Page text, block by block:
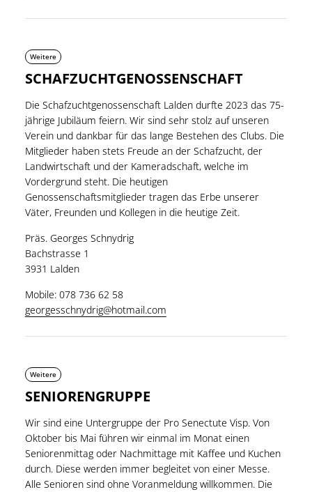
Weitere
SCHAFZUCHTGENOSSENSCHAFT
Die Schafzuchtgenossenschaft Lalden durfte 2023 das 75-
jährige Jubiläum feiern. Wir sind sehr stolz auf unseren
Verein und dankbar für das lange Bestehen des Clubs. Die
Mitglieder haben stets Freude an der Schafzucht, der
Landwirtschaft und der Kameradschaft, welche im
Vordergrund steht. Die heutigen
Genossenschaftsmitglieder tragen das Erbe unserer
Väter, Freunden und Kollegen in die heutige Zeit.
Präs. Georges Schnydrig
Bachstrasse 1
3931 Lalden
Mobile: 078 736 62 58
georgesschnydrig@hotmail.com
Weitere
SENIORENGRUPPE
Wir sind eine Untergruppe der Pro Senectute Visp. Von
Oktober bis Mai führen wir einmal im Monat einen
Seniorenmittag oder Nachmittage mit Kaffee und Kuchen
durch. Diese werden immer begleitet von einer Messe.
Alle Senioren sind ohne Voranmeldung willkommen. Die